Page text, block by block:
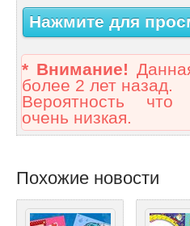
Нажмите для
* Внимание!
более 2 лет назад.
Вероятность
очень низкая.
Похожие новости